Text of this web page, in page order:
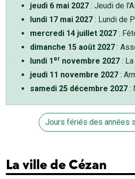
jeudi 6 mai 2027 : Jeudi de
lundi 17 mai 2027 : Lundi de
mercredi 14 juillet 2027 :
dimanche 15 août 2027 :
lundi 1 er novembre 2027 :
jeudi 11 novembre 2027 :
samedi 25 décembre 2027 :
Jours fériés des années
La ville de Cézan